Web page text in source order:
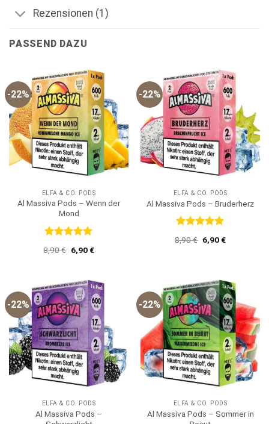
Rezensionen (1)
PASSEND DAZU
-22%
ELFA & CO. PODS
Al Massiva Pods – Wenn der
Mond
mit 5 von
8,90€ Ursprünglicher
Preis
6,90€Aktueller
-22%
ELFA & CO. PODS
Al Massiva Pods – Bruderherz
Bewertet
mit 5 von
8,90€ Ursprünglicher
Preis
6,90€Aktueller
-22%
ELFA & CO. PODS
Al Massiva Pods –
-22%
ELFA & CO. PODS
Al Massiva Pods – Sommer in